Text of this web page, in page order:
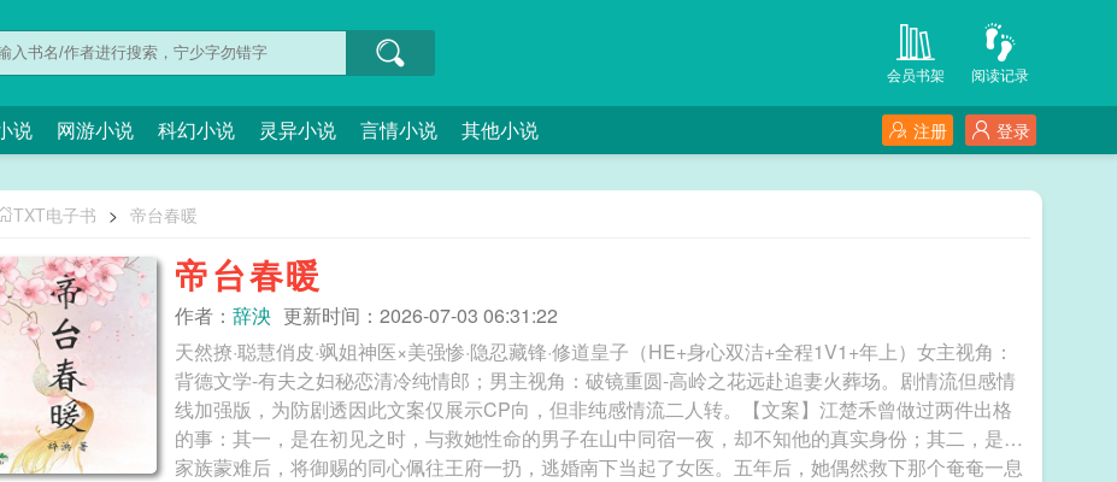
阅读记录
会员书架
说 网游小说 科幻小说 灵异小说 言情小说 其他小说 登录
注册
TXT电子书 > 帝台春暖
帝台春暖
作者： 辞泱 更新时间：2026-07-03 06:31:22
天然撩·聪慧俏皮·飒姐神医×美强惨·隐忍藏锋·修道皇子（HE+身心双洁+全程1V1+年上）女主视角：
背德文学-有夫之妇秘恋清冷纯情郎；男主视角：破镜重圆-高岭之花远赴追妻火葬场。剧情流但感情
线加强版，为防剧透因此文案仅展示CP向，但非纯感情流二人转。【文案】江楚禾曾做过两件出格
的事：其一，是在初见之时，与救她性命的男子在山中同宿一夜，却不知他的真实身份；其二，是在
家族蒙难后，将御赐的同心佩往王府一扔，逃婚南下当起了女医。五年后，她偶然救下那个奄奄一息